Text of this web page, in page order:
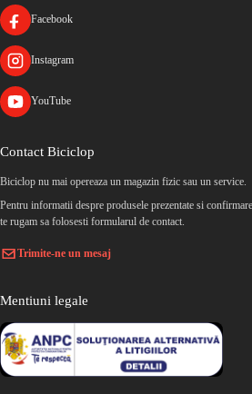
Facebook
Instagram
YouTube
Contact Biciclop
Biciclop nu mai opereaza un magazin fizic sau un service.
Pentru informatii despre produsele prezentate si
te rugam sa folosesti formularul de contact.
Trimite-ne un mesaj
Mentiuni legale